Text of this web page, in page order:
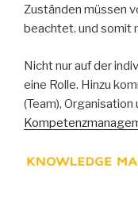
Zuständen müssen
beachtet. und somit
Nicht nur auf der
eine Rolle. Hinzu
(Team),